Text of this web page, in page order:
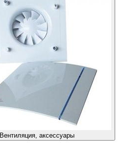
Вентиляция, аксессуары